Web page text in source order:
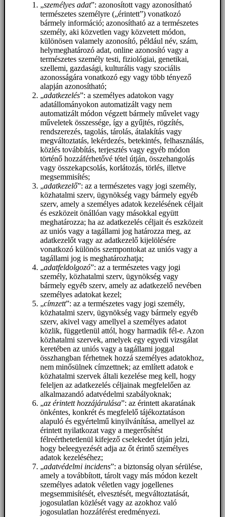
„személyes adat”: azonosított vagy azonosítható
természetes személyre („érintett”) vonatkozó
bármely információ; azonosítható az a természetes
személy, aki közvetlen vagy közvetett módon,
különösen valamely azonosító, például név, szám,
helymeghatározó adat, online azonosító vagy a
természetes személy testi, fiziológiai, genetikai,
szellemi, gazdasági, kulturális vagy szociális
azonosságára vonatkozó egy vagy több tényező
alapján azonosítható;
„adatkezelés”: a személyes adatokon vagy
adatállományokon automatizált vagy nem
automatizált módon végzett bármely művelet vagy
műveletek összessége, így a gyűjtés, rögzítés,
rendszerezés, tagolás, tárolás, átalakítás vagy
megváltoztatás, lekérdezés, betekintés, felhasználás,
közlés továbbítás, terjesztés vagy egyéb módon
történő hozzáférhetővé tétel útján, összehangolás
vagy összekapcsolás, korlátozás, törlés, illetve
megsemmisítés;
„adatkezelő”: az a természetes vagy jogi személy,
közhatalmi szerv, ügynökség vagy bármely egyéb
szerv, amely a személyes adatok kezelésének céljait
és eszközeit önállóan vagy másokkal együtt
meghatározza; ha az adatkezelés céljait és eszközeit
az uniós vagy a tagállami jog határozza meg, az
adatkezelőt vagy az adatkezelő kijelölésére
vonatkozó különös szempontokat az uniós vagy a
tagállami jog is meghatározhatja;
„adatfeldolgozó”: az a természetes vagy jogi
személy, közhatalmi szerv, ügynökség vagy
bármely egyéb szerv, amely az adatkezelő nevében
személyes adatokat kezel;
„címzett”: az a természetes vagy jogi személy,
közhatalmi szerv, ügynökség vagy bármely egyéb
szerv, akivel vagy amellyel a személyes adatot
közlik, függetlenül attól, hogy harmadik fél-e. Azon
közhatalmi szervek, amelyek egy egyedi vizsgálat
keretében az uniós vagy a tagállami joggal
összhangban férhetnek hozzá személyes adatokhoz,
nem minősülnek címzettnek; az említett adatok e
közhatalmi szervek általi kezelése meg kell, hogy
feleljen az adatkezelés céljainak megfelelően az
alkalmazandó adatvédelmi szabályoknak;
„az érintett hozzájárulása”: az érintett akaratának
önkéntes, konkrét és megfelelő tájékoztatáson
alapuló és egyértelmű kinyilvánítása, amellyel az
érintett nyilatkozat vagy a megerősítést
félreérthetetlenül kifejező cselekedet útján jelzi,
hogy beleegyezését adja az őt érintő személyes
adatok kezeléséhez;
„adatvédelmi incidens”: a biztonság olyan sérülése,
amely a továbbított, tárolt vagy más módon kezelt
személyes adatok véletlen vagy jogellenes
megsemmisítését, elvesztését, megváltoztatását,
jogosulatlan közlését vagy az azokhoz való
jogosulatlan hozzáférést eredményezi.